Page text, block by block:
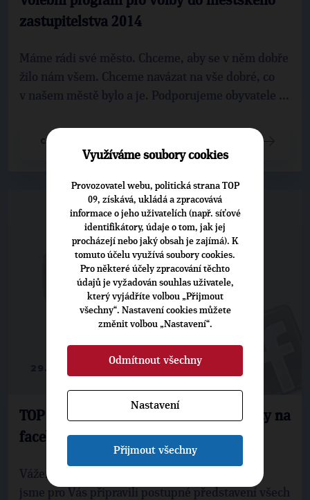
zastupitelstva 2014
Máme rádi své město. Chceme, aby se v něm dobře
žilo nám všem. Chceme navázat na vše dobré, co
v našem městě bylo a je. Podporujeme obyvatele ...
CELÝ ČLÁNEK
TOP 09 Slatiňany představuje kandidáty na
facebooku
Vážení příznivci TOP 09,od pátku 19. září 2014
jsme pro Vás připravili postupné představení všech
Využíváme soubory cookies
Provozovatel webu, politická strana TOP
09, získává, ukládá a zpracovává
informace o jeho uživatelích (např. síťové
identifikátory, údaje o tom, jak jej
procházejí nebo jaký obsah je zajímá). K
tomuto účelu využívá soubory cookies.
Pro některé účely zpracování těchto
údajů je vyžadován souhlas uživatele,
který vyjádříte volbou „Přijmout
všechny“. Nastavení cookies můžete
změnit volbou „Nastavení“.
Odmítnout všechny
Nastavení
Přijmout všechny